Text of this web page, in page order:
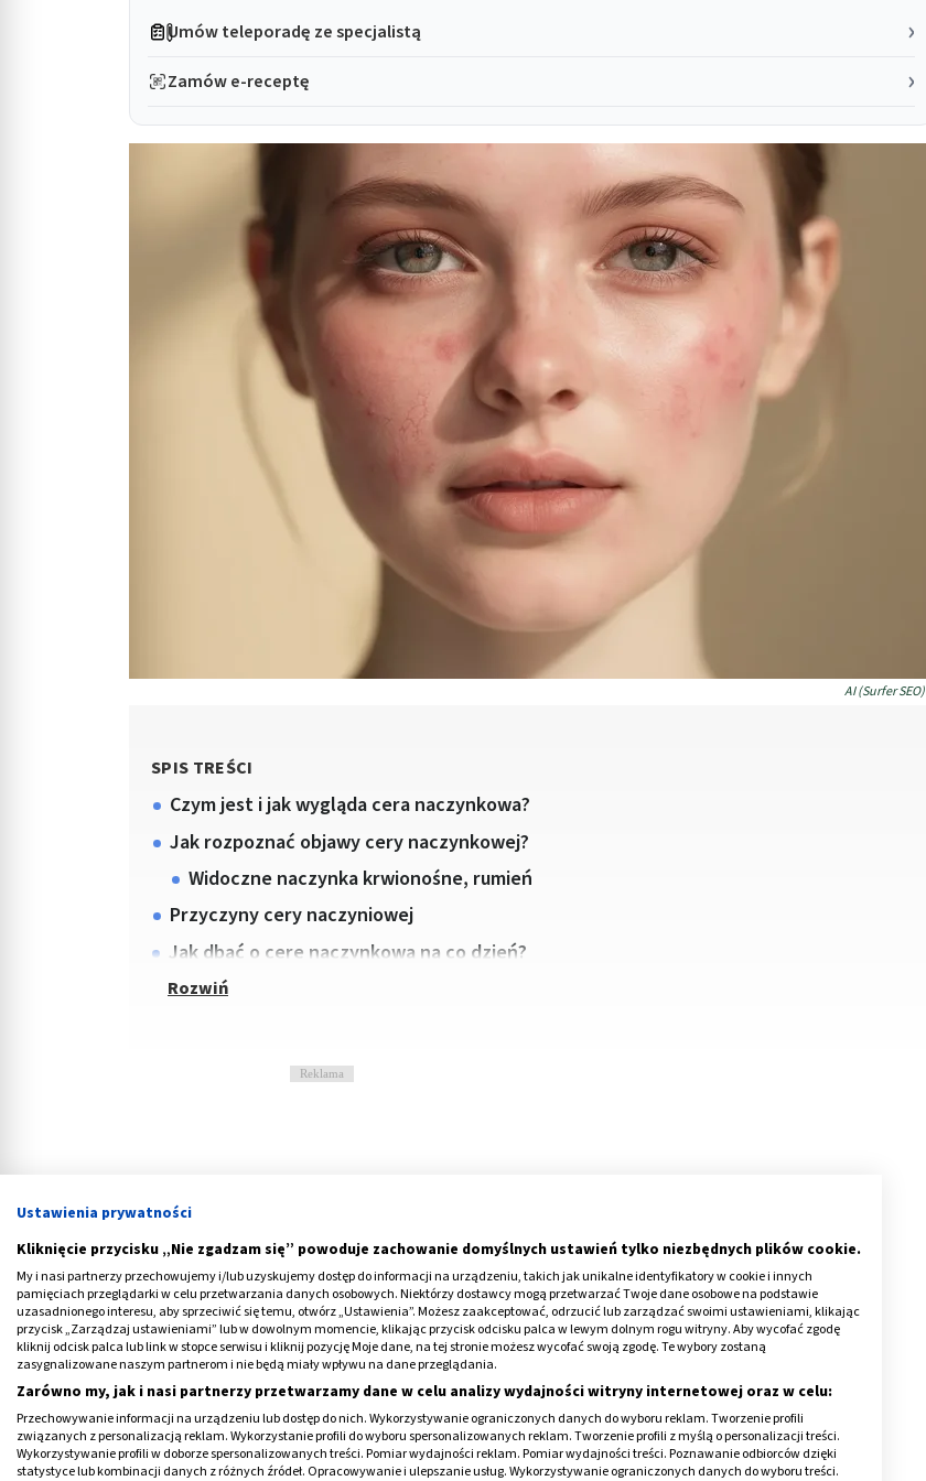
Umów teleporadę ze specjalistą
Zamów e-receptę
AI (Surfer SEO)
SPIS TREŚCI
Czym jest i jak wygląda cera naczynkowa?
Jak rozpoznać objawy cery naczynkowej?
Widoczne naczynka krwionośne, rumień
Przyczyny cery naczyniowej
Jak dbać o cerę naczynkową na co dzień?
Reklama
Czym jest i jak wygląda cera naczynkowa?
Ustawienia prywatności
Kliknięcie przycisku „Nie zgadzam się” powoduje zachowanie domyślnych ustawień tylko niezbędnych plików cookie.
My i nasi partnerzy przechowujemy i/lub uzyskujemy dostęp do informacji na urządzeniu, takich jak unikalne identyfikatory w cookie i innych
pamięciach przeglądarki w celu przetwarzania danych osobowych. Niektórzy dostawcy mogą przetwarzać Twoje dane osobowe na podstawie
uzasadnionego interesu, aby sprzeciwić się temu, otwórz „Ustawienia”. Możesz zaakceptować, odrzucić lub zarządzać swoimi ustawieniami, klikając
przycisk „Zarządzaj ustawieniami” lub w dowolnym momencie, klikając przycisk odcisku palca w lewym dolnym rogu witryny. Aby wycofać zgodę
kliknij odcisk palca lub link w stopce serwisu i kliknij pozycję Moje dane, na tej stronie możesz wycofać swoją zgodę. Te wybory zostaną
zasygnalizowane naszym partnerom i nie będą miały wpływu na dane przeglądania.
Zarówno my, jak i nasi partnerzy przetwarzamy dane w celu analizy wydajności witryny internetowej oraz w celu:
Przechowywanie informacji na urządzeniu lub dostęp do nich. Wykorzystywanie ograniczonych danych do wyboru reklam. Tworzenie profili
związanych z personalizacją reklam. Wykorzystanie profili do wyboru spersonalizowanych reklam. Tworzenie profili z myślą o personalizacji treści.
Wykorzystywanie profili w doborze spersonalizowanych treści. Pomiar wydajności reklam. Pomiar wydajności treści. Poznawanie odbiorców dzięki
statystyce lub kombinacji danych z różnych źródeł. Opracowywanie i ulepszanie usług. Wykorzystywanie ograniczonych danych do wyboru treści.